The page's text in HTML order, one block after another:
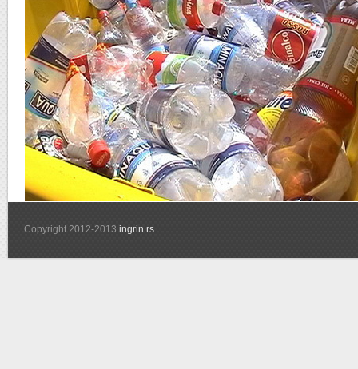
Copyright 2012-2013 ingrin.rs